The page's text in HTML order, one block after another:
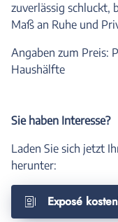
zuverlässig schluckt,
Maß an Ruhe und
Angaben zum Preis:
Haushälfte
Sie haben Interesse?
Laden Sie sich jetzt
herunter:
Exposé